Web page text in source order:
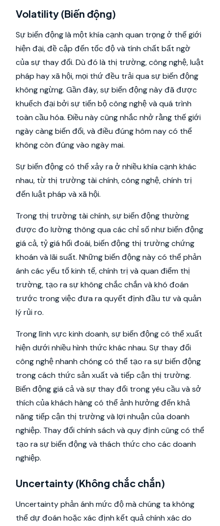
Volatility (Biến động)
Sự biến động là một khía cạnh quan trọng ở thế giới
hiện đại, đề cập đến tốc độ và tính chất bất ngờ
của sự thay đổi. Dù đó là thị trường, công nghệ, luật
pháp hay xã hội, mọi thứ đều trải qua sự biến động
không ngừng. Gần đây, sự biến động này đã được
khuếch đại bởi sự tiến bộ công nghệ và quá trình
toàn cầu hóa. Điều này cũng nhắc nhở rằng thế giới
ngày càng biến đổi, và điều đúng hôm nay có thể
không còn đúng vào ngày mai.
Sự biến động có thể xảy ra ở nhiều khía cạnh khác
nhau, từ thị trường tài chính, công nghệ, chính trị
đến luật pháp và xã hội.
Trong thị trường tài chính, sự biến động thường
được đo lường thông qua các chỉ số như biến động
giá cả, tỷ giá hối đoái, biến động thị trường chứng
khoán và lãi suất. Những biến động này có thể phản
ánh các yếu tố kinh tế, chính trị và quan điểm thị
trường, tạo ra sự không chắc chắn và khó đoán
trước trong việc đưa ra quyết định đầu tư và quản
lý rủi ro.
Trong lĩnh vực kinh doanh, sự biến động có thể xuất
hiện dưới nhiều hình thức khác nhau. Sự thay đổi
công nghệ nhanh chóng có thể tạo ra sự biến động
trong cách thức sản xuất và tiếp cận thị trường.
Biến động giá cả và sự thay đổi trong yêu cầu và sở
thích của khách hàng có thể ảnh hưởng đến khả
năng tiếp cận thị trường và lợi nhuận của doanh
nghiệp. Thay đổi chính sách và quy định cũng có thể
tạo ra sự biến động và thách thức cho các doanh
nghiệp.
Uncertainty (Không chắc chắn)
Uncertainty phản ánh mức độ mà chúng ta không
thể dự đoán hoặc xác định kết quả chính xác do